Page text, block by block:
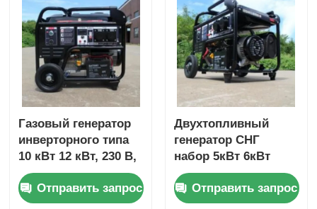
Газовый генератор
инверторного типа
10 кВт 12 кВт, 230 В,
220 В, 110 В, LPG
Отправить запрос
Двухтопливный
генератор СНГ
набор 5кВт 6кВт
7кВт 8кВт Инвертор
EPAОтправить запрос